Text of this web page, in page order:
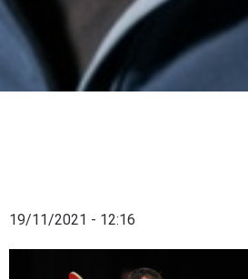
19/11/2021 - 12:16